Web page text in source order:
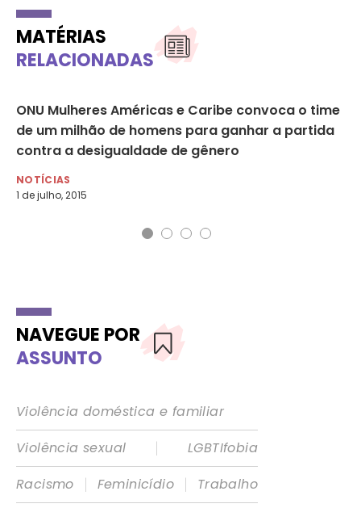
MATÉRIAS
RELACIONADAS
ONU Mulheres Américas e Caribe convoca o time
de um milhão de homens para ganhar a partida
contra a desigualdade de gênero
NOTÍCIAS
1 de julho, 2015
NAVEGUE POR
ASSUNTO
Violência doméstica e familiar
Violência sexual
|
LGBTIfobia
Racismo
| Feminicídio |
Trabalho